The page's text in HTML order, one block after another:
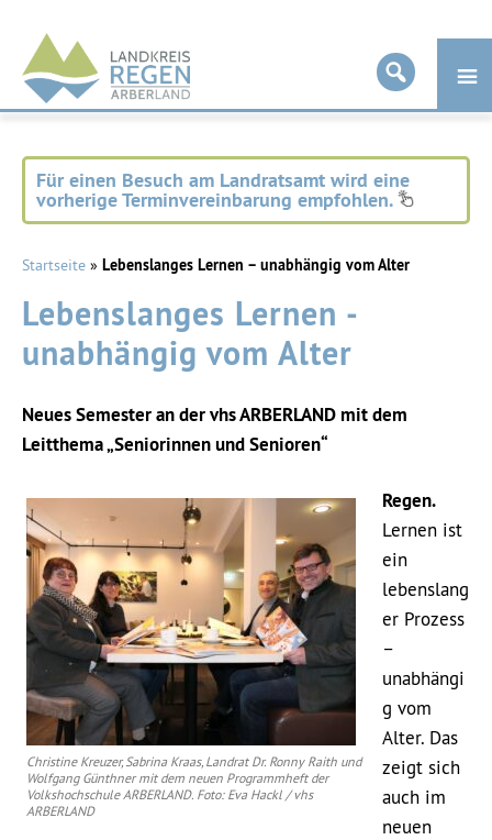
Landkreis
Regen
Für einen Besuch am Landratsamt wird eine
vorherige Terminvereinbarung empfohlen.
Startseite » Lebenslanges Lernen – unabhängig vom Alter
Lebenslanges Lernen -
unabhängig vom Alter
Neues Semester an der vhs ARBERLAND mit dem
Leitthema „Seniorinnen und Senioren“
Christine Kreuzer, Sabrina Kraas, Landrat Dr. Ronny Raith und
Wolfgang Günthner mit dem neuen Programmheft der
Volkshochschule ARBERLAND. Foto: Eva Hackl / vhs
ARBERLAND
Regen.
Lernen ist
ein
lebenslang
er Prozess
–
unabhängi
g vom
Alter. Das
zeigt sich
auch im
neuen